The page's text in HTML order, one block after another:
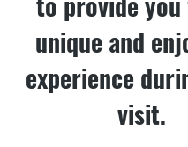
unique and
experience
visit.